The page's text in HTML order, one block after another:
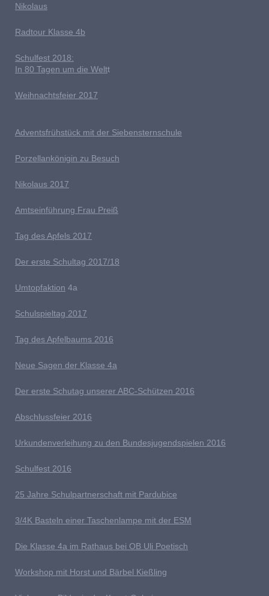
Nikolaus
Radtour Klasse 4b
Schulfest 2018:
In 80 Tagen um die Weltt
Weihnachtsfeier 2017
Adventsfrühstück mit der Siebensternschule
Porzellankönigin zu Besuch
Nikolaus 2017
Amtseinführung Frau Preiß
Tag des Apfels 2017
Der erste Schultag 2017/18
Umtopfaktion 4a
Schulspieltag 2017
Tag des Apfelbaums 2016
Neue Sagen der Klasse 4a
Der erste Schutag unserer ABC-Schützen 2016
Abschlussfeier 2016
Urkundenverleihung zu den Bundesjugendspielen 2016
Schulfest 2016
25 Jahre Schulpartnerschaft mit Pardubice
3/4K Basteln einer Taschenlampe mit der ESM
Die Klasse 4a im Rathaus bei OB Uli Poetisch
Workshop mit Horst und Bärbel Kießling